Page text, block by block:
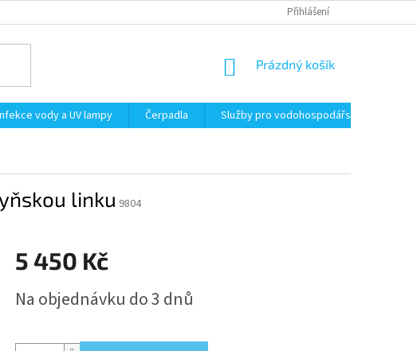
Přihlášení
NÁKUPNÍ
Prázdný košík
vody a UV lampy Čerpadla Služby pro vodohospodářství
linku 9804
5 450 Kč
cena:
Na objednávku do 3 dnů